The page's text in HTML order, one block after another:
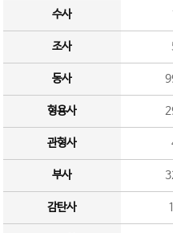
수사
조사
동사
형용사
관형사
부사
감탄사